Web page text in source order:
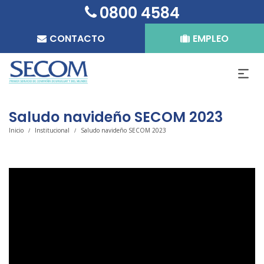
0800 4584
EMPLEO
CONTACTO
Saludo navideño SECOM 2023
Inicio / Institucional / Saludo navideño SECOM 2023